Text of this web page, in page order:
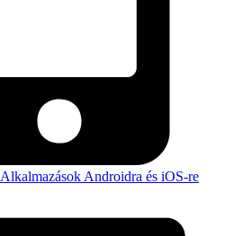
Alkalmazások Androidra és iOS-re